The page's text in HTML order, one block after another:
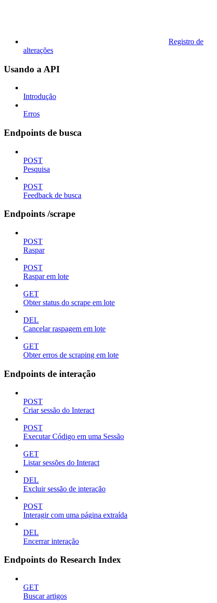
Registro de
alterações
Usando a API
Introdução
Erros
Endpoints de busca
POST
Pesquisa
POST
Feedback de busca
Endpoints /scrape
POST
Raspar
POST
Raspar em lote
GET
Obter status do scrape em lote
DEL
Cancelar raspagem em lote
GET
Obter erros de scraping em lote
Endpoints de interação
POST
Criar sessão do Interact
POST
Executar Código em uma Sessão
GET
Listar sessões do Interact
DEL
Excluir sessão de interação
POST
Interagir com uma página extraída
DEL
Encerrar interação
Endpoints do Research Index
GET
Buscar artigos